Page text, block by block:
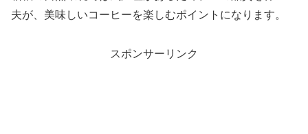
夫が、美味しいコーヒーを楽しむポイントになります。
スポンサーリンク